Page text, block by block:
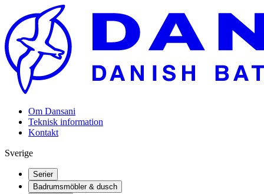
Om Dansani
Teknisk information
Kontakt
Sverige
Serier
Badrumsmöbler & dusch